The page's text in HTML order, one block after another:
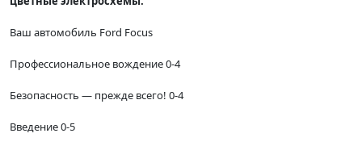
Ваш автомобиль Ford Focus
Профессиональное вождение 0-4
Безопасность — прежде всего! 0-4
Введение 0-5